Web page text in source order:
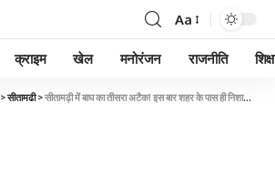
Aa
क्राइम खेल मनोरंजन राजनीति
>सीतामढी>सीतामढ़ी में बाघ का तीसरा अटैक! इस बार शहर के पास ही निशाना बना जंगली सुअर